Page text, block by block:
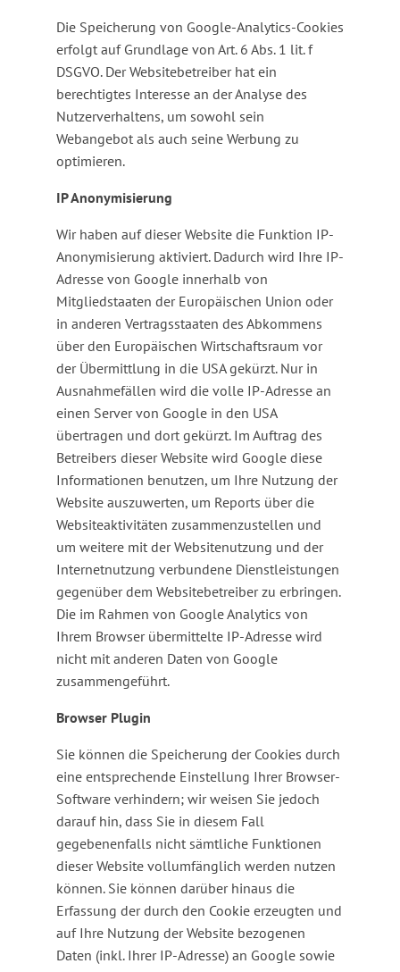
Die Speicherung von Google-Analytics-Cookies
erfolgt auf Grundlage von Art. 6 Abs. 1 lit. f
DSGVO. Der Websitebetreiber hat ein
berechtigtes Interesse an der Analyse des
Nutzerverhaltens, um sowohl sein
Webangebot als auch seine Werbung zu
optimieren.
IP Anonymisierung
Wir haben auf dieser Website die Funktion IP-
Anonymisierung aktiviert. Dadurch wird Ihre IP-
Adresse von Google innerhalb von
Mitgliedstaaten der Europäischen Union oder
in anderen Vertragsstaaten des Abkommens
über den Europäischen Wirtschaftsraum vor
der Übermittlung in die USA gekürzt. Nur in
Ausnahmefällen wird die volle IP-Adresse an
einen Server von Google in den USA
übertragen und dort gekürzt. Im Auftrag des
Betreibers dieser Website wird Google diese
Informationen benutzen, um Ihre Nutzung der
Website auszuwerten, um Reports über die
Websiteaktivitäten zusammenzustellen und
um weitere mit der Websitenutzung und der
Internetnutzung verbundene Dienstleistungen
gegenüber dem Websitebetreiber zu erbringen.
Die im Rahmen von Google Analytics von
Ihrem Browser übermittelte IP-Adresse wird
nicht mit anderen Daten von Google
zusammengeführt.
Browser Plugin
Sie können die Speicherung der Cookies durch
eine entsprechende Einstellung Ihrer Browser-
Software verhindern; wir weisen Sie jedoch
darauf hin, dass Sie in diesem Fall
gegebenenfalls nicht sämtliche Funktionen
dieser Website vollumfänglich werden nutzen
können. Sie können darüber hinaus die
Erfassung der durch den Cookie erzeugten und
auf Ihre Nutzung der Website bezogenen
Daten (inkl. Ihrer IP-Adresse) an Google sowie